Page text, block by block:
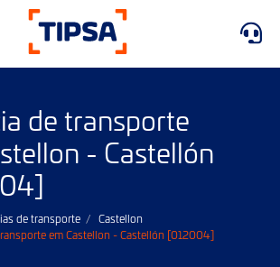
de transporte
- Castellón
de transporte
Castellon
em Castellon - Castellón [012004]